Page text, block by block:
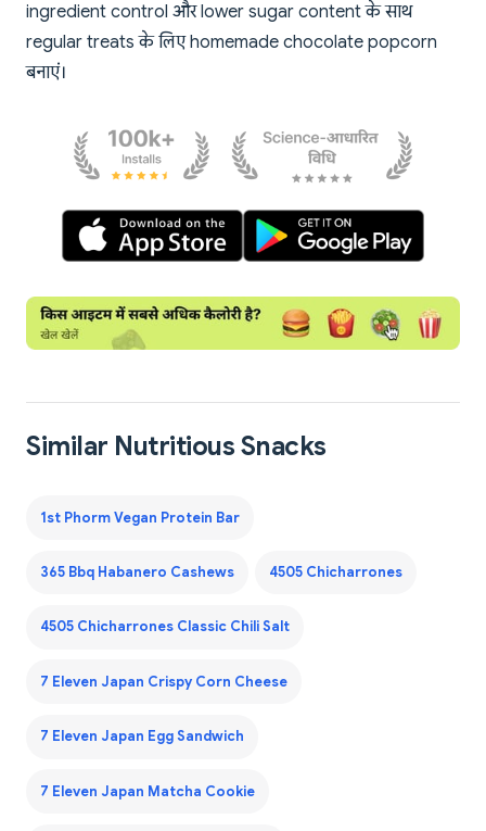
ingredient control और lower sugar content के साथ
regular treats के लिए homemade chocolate popcorn
बनाएं।
Similar Nutritious Snacks
1st Phorm Vegan Protein Bar
365 Bbq Habanero Cashews 4505 Chicharrones
4505 Chicharrones Classic Chili Salt
7 Eleven Japan Crispy Corn Cheese
7 Eleven Japan Egg Sandwich
7 Eleven Japan Matcha Cookie